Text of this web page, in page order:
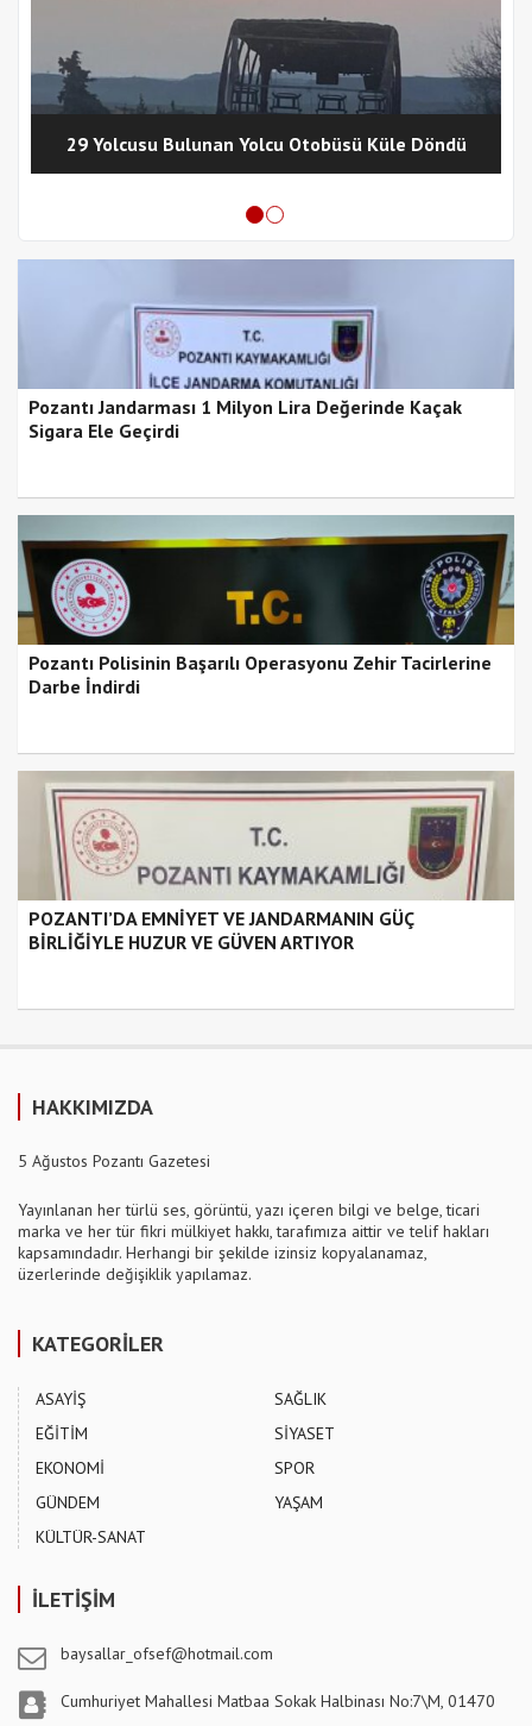
29 Yolcusu Bulunan Yolcu Otobüsü Küle Döndü
Pozantı Jandarması 1 Milyon Lira Değerinde Kaçak
Sigara Ele Geçirdi
Pozantı Polisinin Başarılı Operasyonu Zehir Tacirlerine
Darbe İndirdi
POZANTI’DA EMNİYET VE JANDARMANIN GÜÇ
BİRLİĞİYLE HUZUR VE GÜVEN ARTIYOR
HAKKIMIZDA
5 Ağustos Pozantı Gazetesi
Yayınlanan her türlü ses, görüntü, yazı içeren bilgi ve belge, ticari
marka ve her tür fikri mülkiyet hakkı, tarafımıza aittir ve telif hakları
kapsamındadır. Herhangi bir şekilde izinsiz kopyalanamaz,
üzerlerinde değişiklik yapılamaz.
KATEGORİLER
ASAYİŞ
EĞİTİM
EKONOMİ
GÜNDEM
KÜLTÜR-SANAT
SAĞLIK
SİYASET
SPOR
YAŞAM
İLETİŞİM
baysallar_ofsef@hotmail.com
Cumhuriyet Mahallesi Matbaa Sokak Halbinası No:7\M, 01470